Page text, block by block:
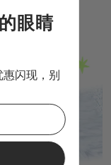
眼睛
闪现，别